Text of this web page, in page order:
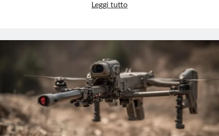
Leggi tuttoPutin
pace,
la
guerra